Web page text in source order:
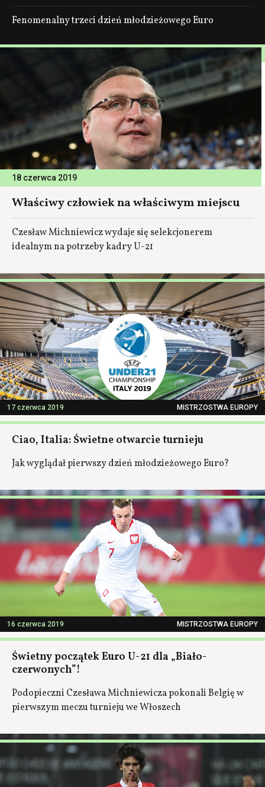
Fenomenalny trzeci dzień młodzieżowego Euro
18 czerwca 2019
Właściwy człowiek na właściwym miejscu
Czesław Michniewicz wydaje się selekcjonerem
idealnym na potrzeby kadry U-21
17 czerwca 2019 MISTRZOSTWA EUROPY
Ciao, Italia: Świetne otwarcie turnieju
Jak wyglądał pierwszy dzień młodzieżowego Euro?
16 czerwca 2019 MISTRZOSTWA EUROPY
Świetny początek Euro U-21 dla „Biało-
czerwonych”!
Podopieczni Czesława Michniewicza pokonali Belgię w
pierwszym meczu turnieju we Włoszech